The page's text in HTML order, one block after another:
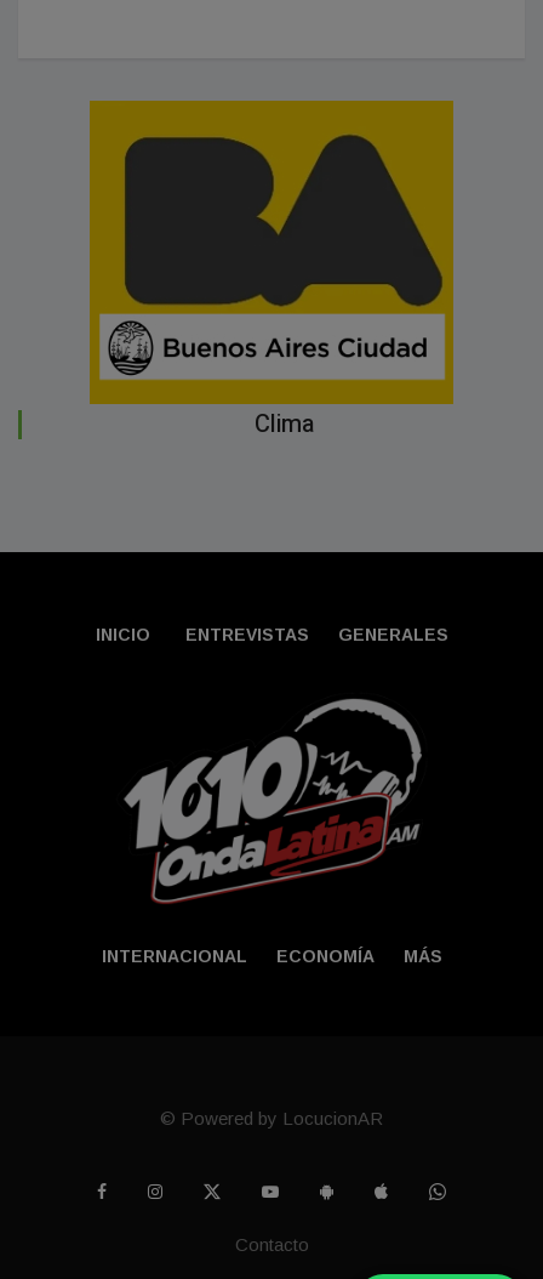
Clima
INICIO ENTREVISTAS GENERALES
INTERNACIONAL ECONOMÍA MÁS
© Powered by LocucionAR
Contacto